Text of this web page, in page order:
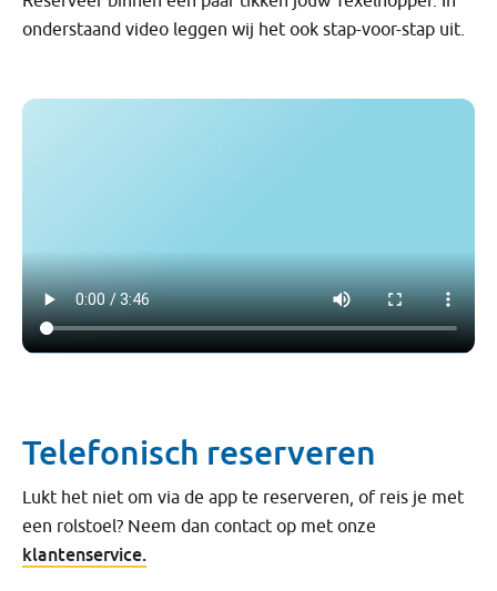
onderstaand video leggen wij het ook stap-voor-stap uit.
Telefonisch reserveren
Lukt het niet om via de app te reserveren, of reis je met
een rolstoel? Neem dan contact op met onze
klantenservice.